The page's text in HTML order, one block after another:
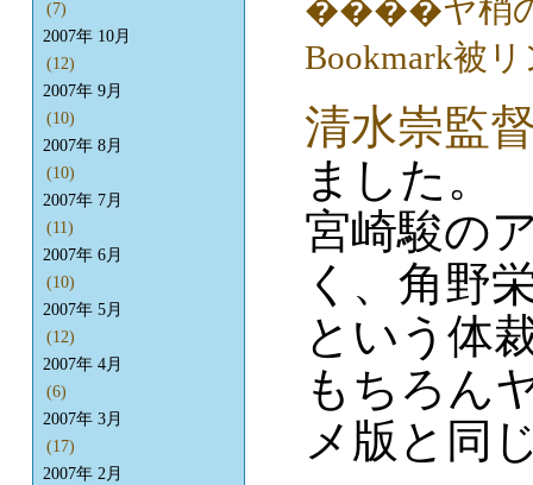
清水崇監
ました。
宮崎駿の
く、角野
という体
もちろん
メ版と同
(7)
2007年 10月
(12)
2007年 9月
(10)
2007年 8月
(10)
2007年 7月
(11)
2007年 6月
(10)
2007年 5月
(12)
2007年 4月
(6)
2007年 3月
(17)
2007年 2月